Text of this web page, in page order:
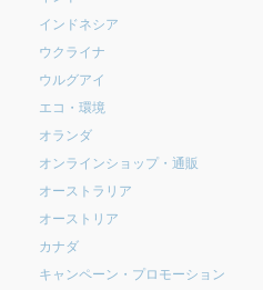
インドネシア
ウクライナ
ウルグアイ
エコ・環境
オランダ
オンラインショップ・通販
オーストラリア
オーストリア
カナダ
キャンペーン・プロモーション